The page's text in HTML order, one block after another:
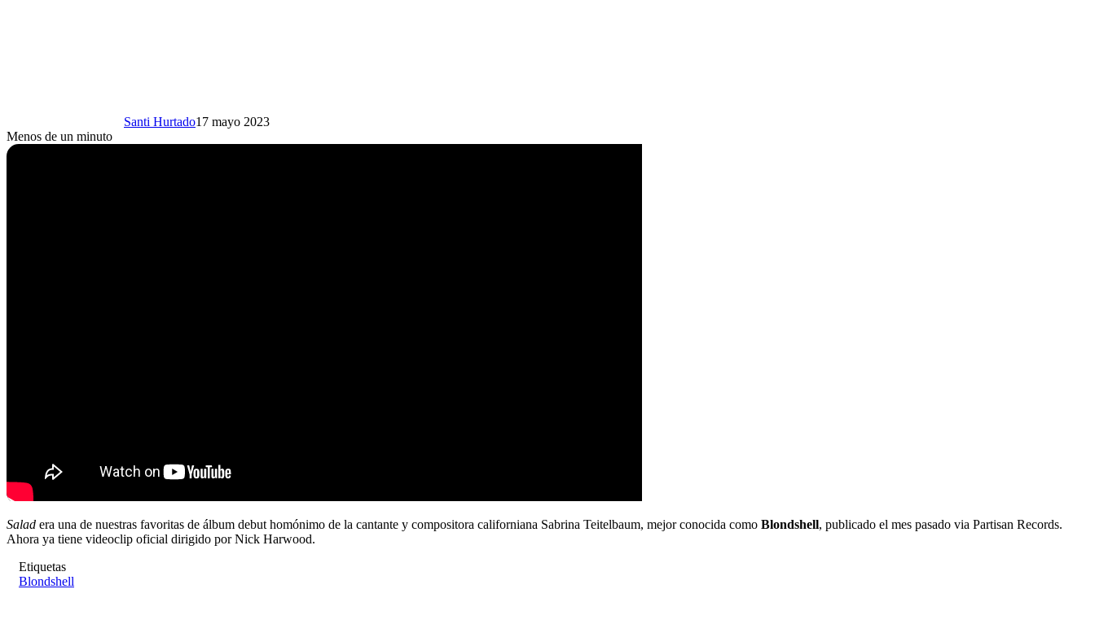
Santi Hurtado17 mayo 2023
Menos de un minuto
Salad era una de nuestras favoritas de álbum debut homónimo de la cantante y compositora californiana Sabrina Teitelbaum, mejor conocida como Blondshell, publicado el mes pasado via Partisan Records.
Ahora ya tiene videoclip oficial dirigido por Nick Harwood.
Etiquetas
Blondshell